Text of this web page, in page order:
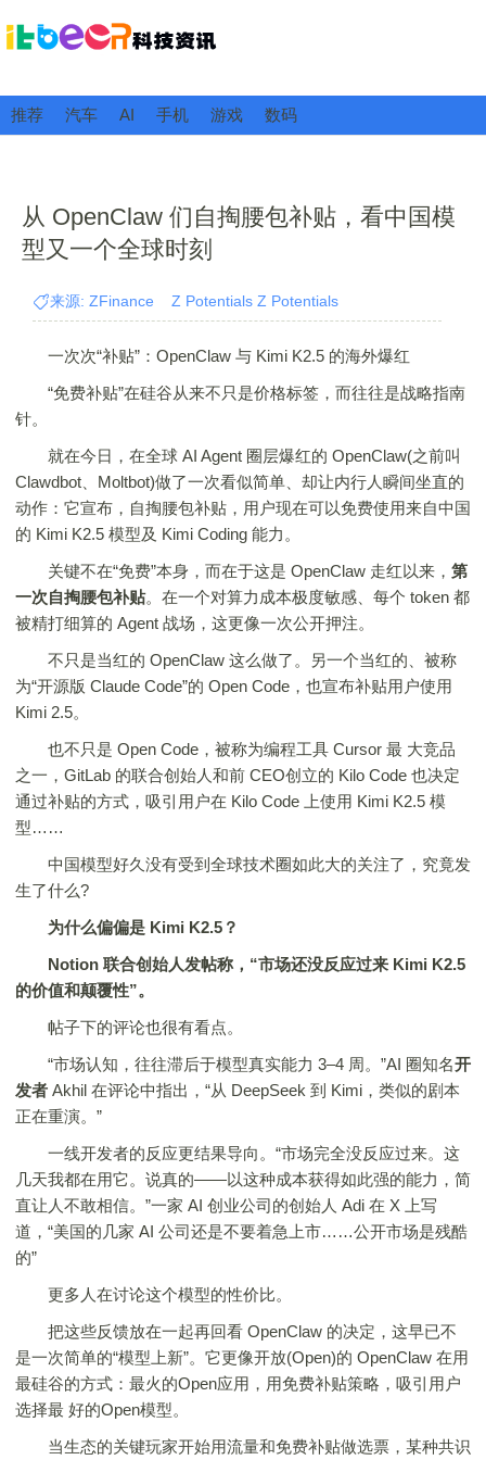
推荐 汽车 AI 手机 游戏 数码
从 OpenClaw 们自掏腰包补贴，看中国模
型又一个全球时刻
来源: ZFinance Z Potentials Z Potentials
一次次“补贴”：OpenClaw 与 Kimi K2.5 的海外爆红
“免费补贴”在硅谷从来不只是价格标签，而往往是战略指南
针。
就在今日，在全球 AI Agent 圈层爆红的 OpenClaw(之前叫
Clawdbot、Moltbot)做了一次看似简单、却让内行人瞬间坐直的
动作：它宣布，自掏腰包补贴，用户现在可以免费使用来自中国
的 Kimi K2.5 模型及 Kimi Coding 能力。
关键不在“免费”本身，而在于这是 OpenClaw 走红以来， 第
一次自掏腰包补贴。在一个对算力成本极度敏感、每个 token 都
被精打细算的 Agent 战场，这更像一次公开押注。
不只是当红的 OpenClaw 这么做了。另一个当红的、被称
为“开源版 Claude Code”的 Open Code，也宣布补贴用户使用
Kimi 2.5。
也不只是 Open Code，被称为编程工具 Cursor 最 大竞品
之一，GitLab 的联合创始人和前 CEO创立的 Kilo Code 也决定
通过补贴的方式，吸引用户在 Kilo Code 上使用 Kimi K2.5 模
型……
中国模型好久没有受到全球技术圈如此大的关注了，究竟发
生了什么?
为什么偏偏是 Kimi K2.5？
Notion 联合创始人发帖称， “市场还没反应过来 Kimi K2.5
的价值和颠覆性”。
帖子下的评论也很有看点。
“市场认知，往往滞后于模型真实能力 3–4 周。”AI 圈知名开
发者 Akhil 在评论中指出，“从 DeepSeek 到 Kimi，类似的剧本
正在重演。”
一线开发者的反应更结果导向。“市场完全没反应过来。这
几天我都在用它。说真的——以这种成本获得如此强的能力，简
直让人不敢相信。”一家 AI 创业公司的创始人 Adi 在 X 上写
道，“美国的几家 AI 公司还是不要着急上市……公开市场是残酷
的”
更多人在讨论这个模型的性价比。
把这些反馈放在一起再回看 OpenClaw 的决定，这早已不
是一次简单的“模型上新”。它更像开放(Open)的 OpenClaw 在用
最硅谷的方式：最火的Open应用，用免费补贴策略，吸引用户
选择最 好的Open模型。
当生态的关键玩家开始用流量和免费补贴做选票，某种共识